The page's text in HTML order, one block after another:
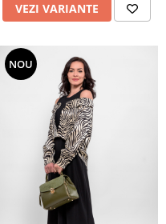
VEZI VARIANTE
NOU